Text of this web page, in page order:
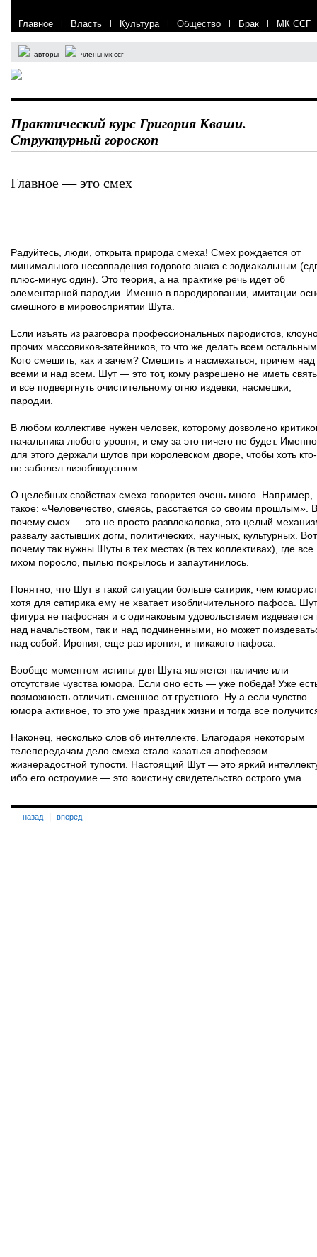
Главное | Власть | Культура | Общество | Брак | МК ССГ
авторы члены мк ссг
Практический курс Григория Кваши.
Структурный гороскоп
Главное — это смех
Радуйтесь, люди, открыта природа смеха! Смех рождается от
минимального несовпадения годового знака с зодиакальным
плюс-минус один). Это теория, а на практике речь идет об
элементарной пародии. Именно в пародировании, имитации
смешного в мировосприятии Шута.
Если изъять из разговора профессиональных пародистов,
прочих массовиков-затейников, то что же делать всем
Кого смешить, как и зачем? Смешить и насмехаться, причем над
всеми и над всем. Шут — это тот, кому разрешено не иметь
и все подвергнуть очистительному огню издевки, насмешки,
пародии.
В любом коллективе нужен человек, которому дозволено
начальника любого уровня, и ему за это ничего не будет. Именно
для этого держали шутов при королевском дворе, чтобы хоть
не заболел лизоблюдством.
О целебных свойствах смеха говорится очень много. Например,
такое: «Человечество, смеясь, расстается со своим прошлым».
почему смех — это не просто развлекаловка, это целый
развалу застывших догм, политических, научных, культурных. Вот
почему так нужны Шуты в тех местах (в тех коллективах), где все
мхом поросло, пылью покрылось и запаутинилось.
Понятно, что Шут в такой ситуации больше сатирик, чем
хотя для сатирика ему не хватает изобличительного пафоса. Шут
фигура не пафосная и с одинаковым удовольствием издевается
над начальством, так и над подчиненными, но может
над собой. Ирония, еще раз ирония, и никакого пафоса.
Вообще моментом истины для Шута является наличие или
отсутствие чувства юмора. Если оно есть — уже победа! Уже
возможность отличить смешное от грустного. Ну а если чувство
юмора активное, то это уже праздник жизни и тогда все
Наконец, несколько слов об интеллекте. Благодаря некоторым
телепередачам дело смеха стало казаться апофеозом
жизнерадостной тупости. Настоящий Шут — это яркий
ибо его остроумие — это воистину свидетельство острого ума.
назад вперед